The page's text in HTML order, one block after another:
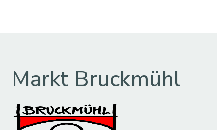
Markt Bruckmühl